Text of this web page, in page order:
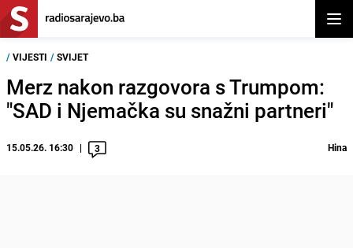
/ VIJESTI / SVIJET
Merz nakon razgovora s Trumpom:
"SAD i Njemačka su snažni partneri"
15.05.26. 16:30 3 Hina